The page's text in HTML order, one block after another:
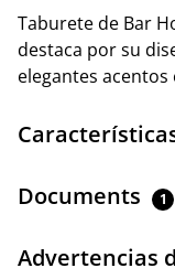
Taburete de Bar
destaca por su
elegantes
Documents 1
Advertencias